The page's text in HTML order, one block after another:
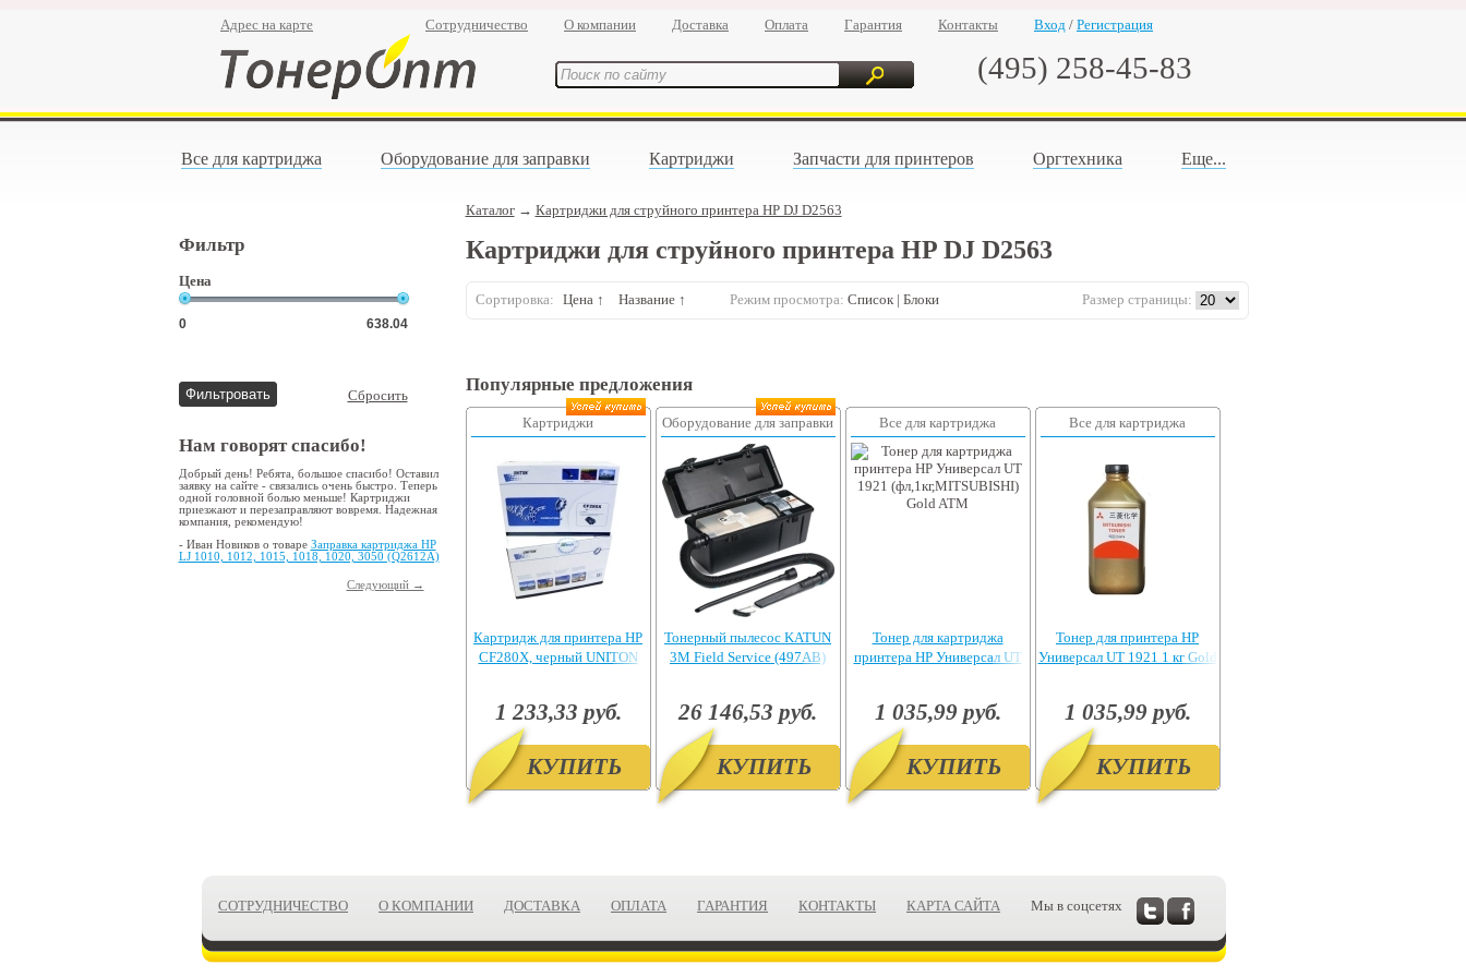
Адрес на карте Сотрудничество О компании Доставка Оплата Гарантия Контакты Вход / Регистрация
(495) 258-45-83
Все для картриджа Оборудование для заправки Картриджи Запчасти для принтеров Оргтехника Еще...
Фильтр
Цена
Сбросить
Нам говорят спасибо!
Добрый день! Ребята, большое спасибо! Оставил
заявку на сайте - связались очень быстро. Теперь
одной головной болью меньше! Картриджи
приезжают и перезаправляют вовремя. Надежная
компания, рекомендую!
- Иван Новиков о товаре Заправка картриджа HP
LJ 1010, 1012, 1015, 1018, 1020, 3050 (Q2612A)
Следующий →
Каталог→ Картриджи для струйного принтера HP DJ D2563
Картриджи для струйного принтера HP DJ D2563
Сортировка: Цена ↑ Название ↑ Режим просмотра: Список| Блоки Размер страницы:
Популярные предложения
Картриджи
Картридж для принтера HP
CF280X, черный UNITON
1 233,33 руб.
КУПИТЬ
Оборудование для заправки
Тонерный пылесос KATUN
3M Field Service (497AB)
26 146,53 руб.
КУПИТЬ
Все для картриджа
Тонер для картриджа
принтера HP Универсал UT
1 035,99 руб.
КУПИТЬ
Все для картриджа
Тонер для принтера HP
Универсал UT 1921 1 кг Gold
1 035,99 руб.
КУПИТЬ
СОТРУДНИЧЕСТВО О КОМПАНИИ ДОСТАВКА ОПЛАТА ГАРАНТИЯ КОНТАКТЫ КАРТА САЙТА Мы в соцсетях